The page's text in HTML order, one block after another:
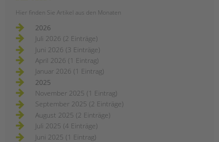
Hier finden Sie Artikel aus den Monaten
2026
Juli 2026 (2 Einträge)
Juni 2026 (3 Einträge)
April 2026 (1 Eintrag)
Januar 2026 (1 Eintrag)
2025
November 2025 (1 Eintrag)
September 2025 (2 Einträge)
August 2025 (2 Einträge)
Juli 2025 (4 Einträge)
Juni 2025 (1 Eintrag)